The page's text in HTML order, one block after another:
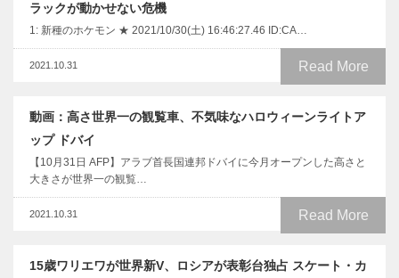
ラックが動かせない危機
1: 新種のホケモン ★ 2021/10/30(土) 16:46:27.46 ID:CA…
Read More
2021.10.31
動画：高さ世界一の観覧車、不気味なハロウィーンライトア
ップ ドバイ
【10月31日 AFP】アラブ首長国連邦ドバイに今月オープンした高さと
大きさが世界一の観覧…
Read More
2021.10.31
15歳ワリエワが世界新V、ロシアが表彰台独占 スケート・カ